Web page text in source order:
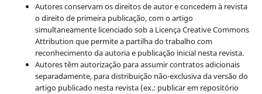
Autores conservam os direitos de autor e concedem à revista
o direito de primeira publicação, com o artigo
simultaneamente licenciado sob a Licença Creative Commons
Attribution que permite a partilha do trabalho com
reconhecimento da autoria e publicação inicial nesta revista.
Autores têm autorização para assumir contratos adicionais
separadamente, para distribuição não-exclusiva da versão do
artigo publicado nesta revista (ex.: publicar em repositório